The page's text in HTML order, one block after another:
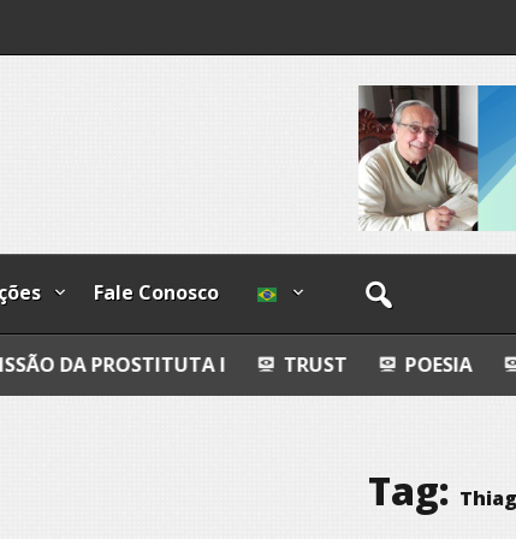
Fale Conosco
I TRUST POESIA ESFERAS,
Tag: